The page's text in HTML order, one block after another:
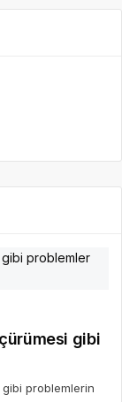
gibi
gibi problemlerin